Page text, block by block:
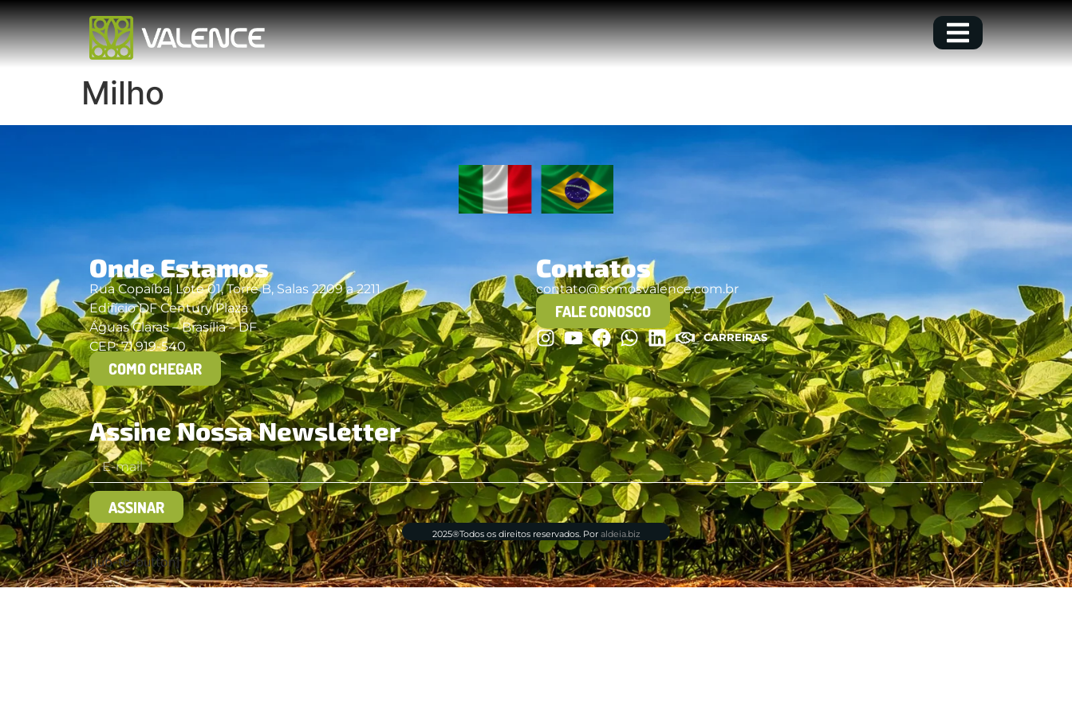
Milho
Onde Estamos
Rua Copaíba, Lote 01, Torre B, Salas 2209 a 2211
Edifício DF Century Plaza
Águas Claras – Brasília – DF
CEP: 71.919-540
COMO CHEGAR
Contatos
contato@somosvalence.com.br
FALE CONOSCO
CARREIRAS
Assine Nossa Newsletter
ASSINAR
2025®Todos os direitos reservados. Por aldeia.biz
[iub-tc-button]